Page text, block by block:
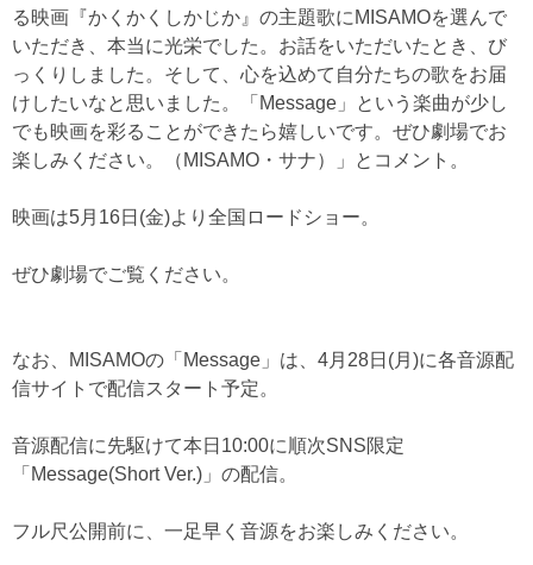
る映画『かくかくしかじか』の主題歌にMISAMOを選んで
いただき、本当に光栄でした。お話をいただいたとき、び
っくりしました。そして、心を込めて自分たちの歌をお届
けしたいなと思いました。「Message」という楽曲が少し
でも映画を彩ることができたら嬉しいです。ぜひ劇場でお
楽しみください。（MISAMO・サナ）」とコメント。
映画は5月16日(金)より全国ロードショー。
ぜひ劇場でご覧ください。
なお、MISAMOの「Message」は、4月28日(月)に各音源配
信サイトで配信スタート予定。
音源配信に先駆けて本日10:00に順次SNS限定
「Message(Short Ver.)」の配信。
フル尺公開前に、一足早く音源をお楽しみください。